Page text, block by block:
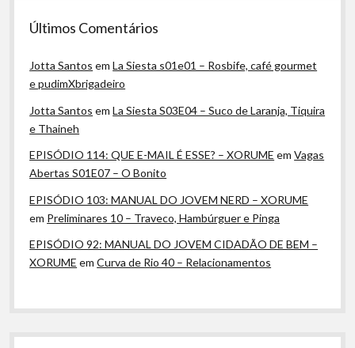
Últimos Comentários
Jotta Santos emLa Siesta s01e01 – Rosbife, café gourmet
e pudimXbrigadeiro
Jotta Santos emLa Siesta S03E04 – Suco de Laranja, Tiquira
e Thaineh
EPISÓDIO 114: QUE E-MAIL É ESSE? – XORUME emVagas
Abertas S01E07 – O Bonito
EPISÓDIO 103: MANUAL DO JOVEM NERD – XORUME
em Preliminares 10 – Traveco, Hambúrguer e Pinga
EPISÓDIO 92: MANUAL DO JOVEM CIDADÃO DE BEM –
XORUME emCurva de Rio 40 – Relacionamentos